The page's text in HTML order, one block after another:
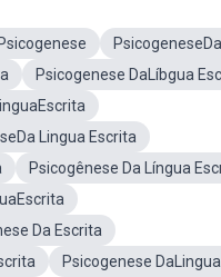
Psicogenese
Psicogenese DaLíbgua
Lingua Escrita
Psicogênese Da Língua
Da Escrita
Psicogenese